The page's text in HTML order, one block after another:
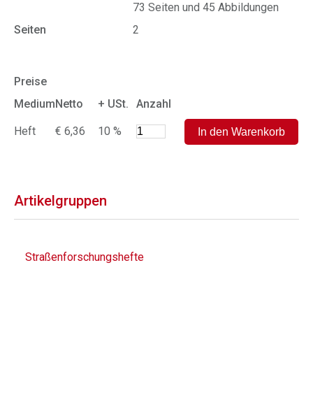
73 Seiten und 45 Abbildungen
Seiten
2
Preise
MediumNetto + USt. Anzahl
Heft € 6,36 10 %
Artikelgruppen
Straßenforschungshefte